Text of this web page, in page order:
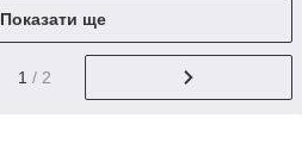
Показати ще
1 / 2